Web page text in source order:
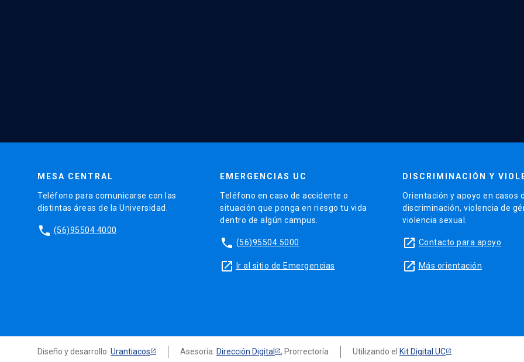
MESA CENTRAL
Teléfono para comunicarse con las
distintas áreas de la Universidad.
phone (56)95504 4000
EMERGENCIAS UC
Teléfono en caso de accidente o
situación que ponga en riesgo tu vida
dentro de algún campus.
phone (56)95504 5000
launch Ir al sitio de Emergencias
DISCRIMINACIÓN Y
Orientación y apoyo en casos
discriminación, violencia de
violencia sexual.
launch Contacto para apoyo
launch Más orientación
Diseño y desarrollo: Urantiacos Asesoría: Dirección Digital , Prorrectoría Utilizando el Kit Digital UC